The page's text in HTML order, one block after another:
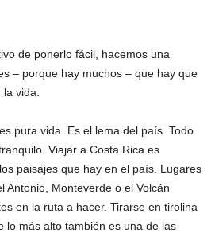
de ponerlo fácil, hacemos una
– porque hay muchos – que hay que
la vida:
pura vida. Es el lema del país. Todo
Viajar a Costa Rica es
paisajes que hay en el país. Lugares
Antonio, Monteverde o el Volcán
en la ruta a hacer. Tirarse en tirolina
lo más alto también es una de las